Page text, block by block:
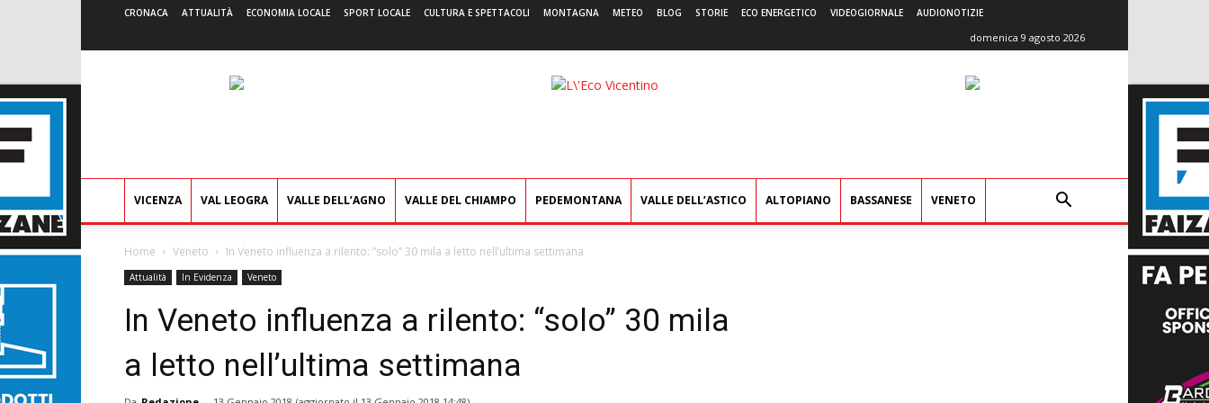
CRONACA ATTUALITÀ ECONOMIA LOCALE SPORT LOCALE CULTURA E SPETTACOLI MONTAGNA METEO BLOG STORIE ECO ENERGETICO VIDEOGIORNALE AUDIONOTIZIE
domenica 9 agosto 2026
L'Eco
VICENZA VAL LEOGRA VALLE DELL’AGNO VALLE DEL CHIAMPO PEDEMONTANA VALLE DELL’ASTICO ALTOPIANO BASSANESE VENETO
Home Veneto In Veneto influenza a rilento: “solo” 30 mila a letto nell’ultima settimana
Attualità In Evidenza Veneto
In Veneto influenza a rilento: “solo” 30 mila
a letto nell’ultima settimana